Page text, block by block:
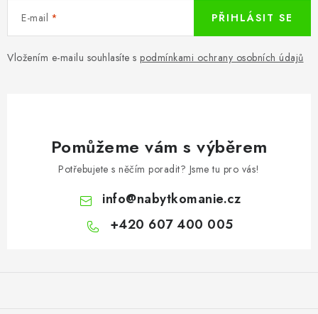
E-mail
Vložením e-mailu souhlasíte s podmínkami ochrany osobních údajů
PŘIHLÁSIT SE
Pomůžeme vám s výběrem
Potřebujete s něčím poradit? Jsme tu pro vás!
info@nabytkomanie.cz
+420 607 400 005